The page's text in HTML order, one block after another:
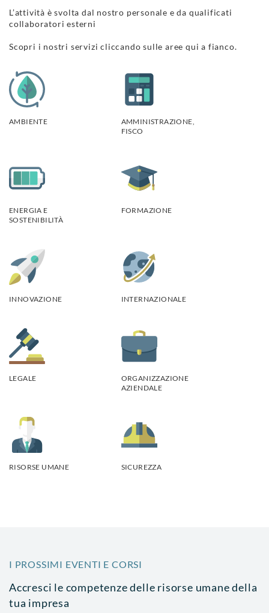
L’attività è svolta dal nostro personale e da qualificati
collaboratori esterni
Scopri i nostri servizi cliccando sulle aree qui a fianco.
AMBIENTE
AMMINISTRAZIONE,
FISCO
ENERGIA E
SOSTENIBILITÀ
FORMAZIONE
INNOVAZIONE INTERNAZIONALE
LEGALE
ORGANIZZAZIONE
AZIENDALE
RISORSE UMANE SICUREZZA
I PROSSIMI EVENTI E CORSI
Accresci le competenze delle risorse umane della
tua impresa